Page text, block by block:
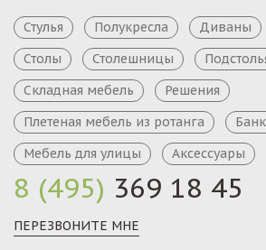
8 (495) 369 18 45
ПЕРЕЗВОНИТЕ МНЕ
Стулья Полукресла Диваны
Столы
Столешницы
Складная мебель
Решения
Плетеная мебель из ротанга
Мебель для улицы
Аксессуары